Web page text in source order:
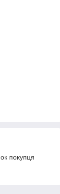
покупця